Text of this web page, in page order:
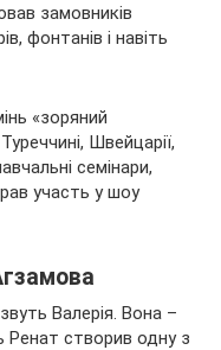
замовників
фонтанів і навіть
«зоряний
Швейцарії,
семінари,
участь у шоу
Валерія. Вона –
Ренат створив одну з